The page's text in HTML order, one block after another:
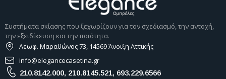
Συστήματα σκίασης που ξεχωρίζουν για τον σχεδιασμό, την αντοχή,
την εξειδίκευση και την ποιότητα.
Λεωφ. Μαραθώνος 73, 14569 Άνοιξη Αττικής
info@elegancecasetina.gr
210.8142.000, 210.8145.521, 693.229.6566